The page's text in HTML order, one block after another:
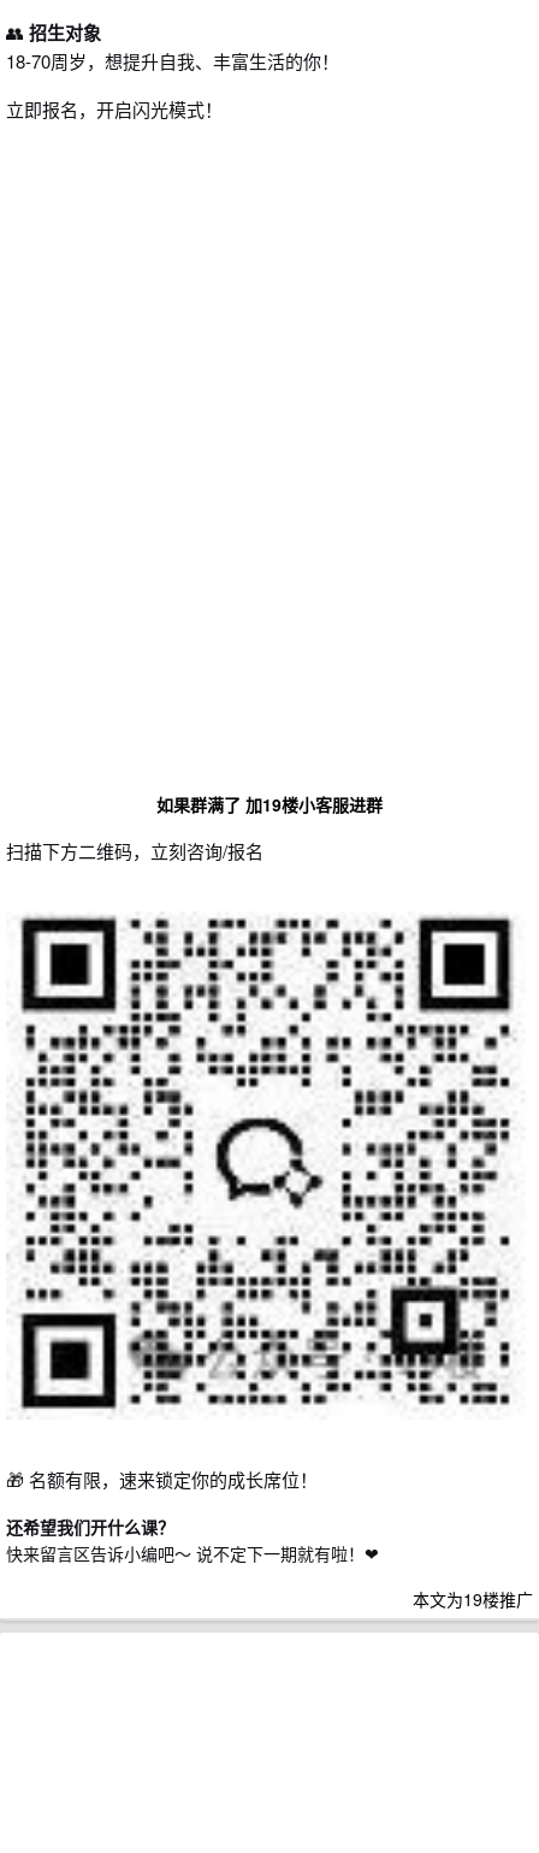
👥 招生对象
18-70周岁，想提升自我、丰富生活的你！
立即报名，开启闪光模式！
如果群满了 加19楼小客服进群
扫描下方二维码，立刻咨询/报名
🎁 名额有限，速来锁定你的成长席位！
还希望我们开什么课？
快来留言区告诉小编吧～ 说不定下一期就有啦！❤️
本文为19楼推广